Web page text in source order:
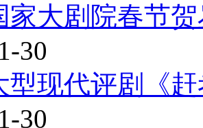
家大剧院春节
30
型现代评剧《
30